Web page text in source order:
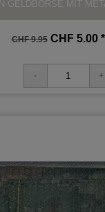
GELDBÖRSE MIT
CHF 9.95CHF 5.00 *